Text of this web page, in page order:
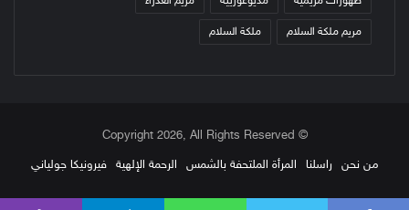
مريم ملكة السلام ملكة السلام
© Copyright 2026, All Rights Reserved
من نحن
راسلنا المرأة الملتحفة بالشمس الرحمة الإلهية فيرونيكا جولياني